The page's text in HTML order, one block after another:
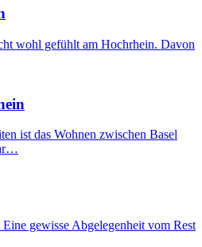
wohl gefühlt am Hochrhein. Davon
ist das Wohnen zwischen Basel
gewisse Abgelegenheit vom Rest